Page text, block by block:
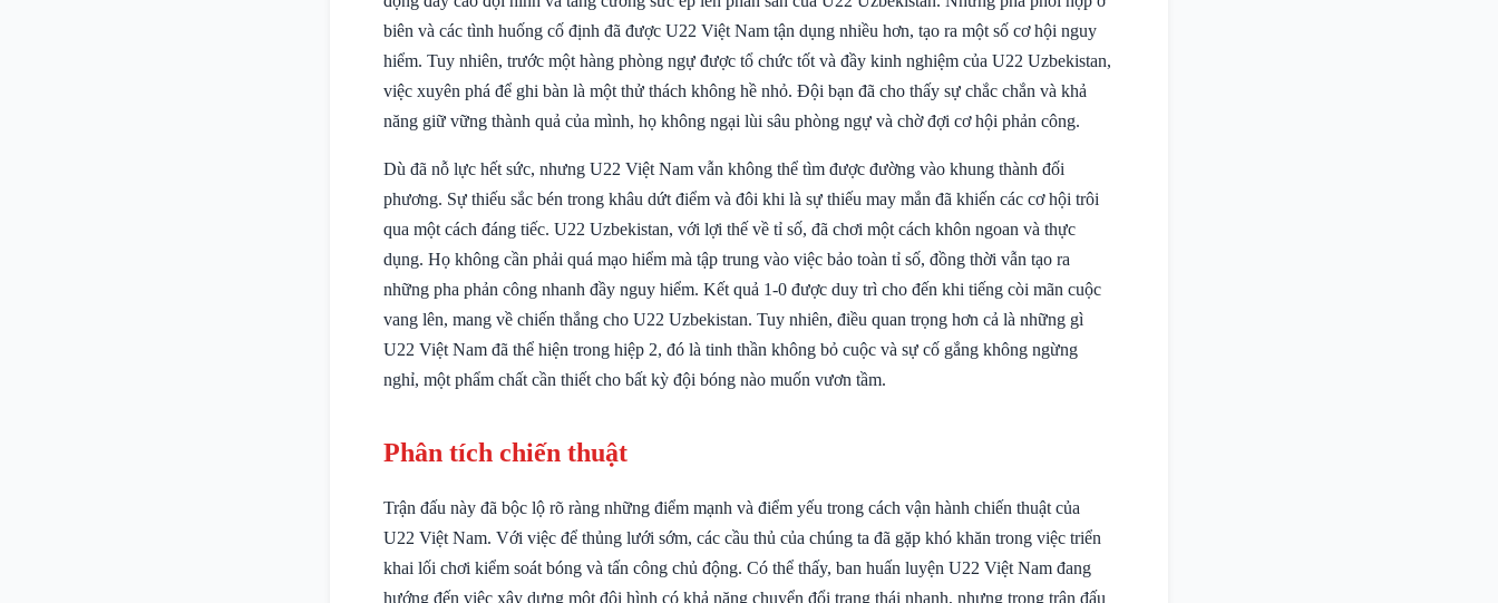
biên và các tình huống cố định đã được U22 Việt Nam tận dụng nhiều hơn, tạo ra một số cơ hội nguy
hiểm. Tuy nhiên, trước một hàng phòng ngự được tổ chức tốt và đầy kinh nghiệm của U22 Uzbekistan,
việc xuyên phá để ghi bàn là một thử thách không hề nhỏ. Đội bạn đã cho thấy sự chắc chắn và khả
năng giữ vững thành quả của mình, họ không ngại lùi sâu phòng ngự và chờ đợi cơ hội phản công.
Dù đã nỗ lực hết sức, nhưng U22 Việt Nam vẫn không thể tìm được đường vào khung thành đối
phương. Sự thiếu sắc bén trong khâu dứt điểm và đôi khi là sự thiếu may mắn đã khiến các cơ hội trôi
qua một cách đáng tiếc. U22 Uzbekistan, với lợi thế về tỉ số, đã chơi một cách khôn ngoan và thực
dụng. Họ không cần phải quá mạo hiểm mà tập trung vào việc bảo toàn tỉ số, đồng thời vẫn tạo ra
những pha phản công nhanh đầy nguy hiểm. Kết quả 1-0 được duy trì cho đến khi tiếng còi mãn cuộc
vang lên, mang về chiến thắng cho U22 Uzbekistan. Tuy nhiên, điều quan trọng hơn cả là những gì
U22 Việt Nam đã thể hiện trong hiệp 2, đó là tinh thần không bỏ cuộc và sự cố gắng không ngừng
nghỉ, một phẩm chất cần thiết cho bất kỳ đội bóng nào muốn vươn tầm.
Phân tích chiến thuật
Trận đấu này đã bộc lộ rõ ràng những điểm mạnh và điểm yếu trong cách vận hành chiến thuật của
U22 Việt Nam. Với việc để thủng lưới sớm, các cầu thủ của chúng ta đã gặp khó khăn trong việc triển
khai lối chơi kiểm soát bóng và tấn công chủ động. Có thể thấy, ban huấn luyện U22 Việt Nam đang
hướng đến việc xây dựng một đội hình có khả năng chuyển đổi trạng thái nhanh, nhưng trong trận đấu